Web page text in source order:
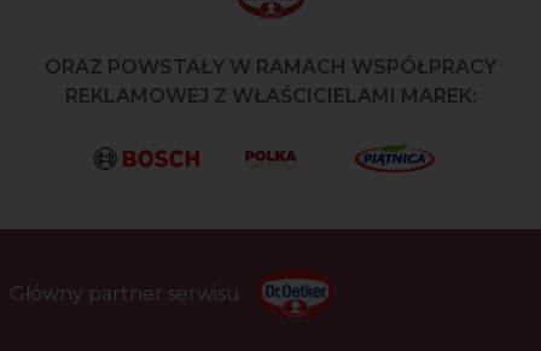
ORAZ POWSTAŁY W RAMACH WSPÓŁPRACY
REKLAMOWEJ Z WŁAŚCICIELAMI MAREK:
Główny partner serwisu